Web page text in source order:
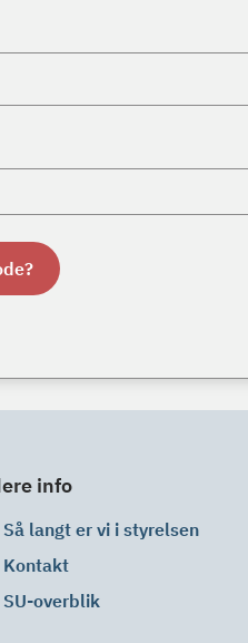
info
Så langt er vi i styrelsen
Kontakt
SU-overblik